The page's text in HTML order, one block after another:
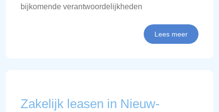
bijkomende verantwoordelijkheden
Lees meer
Zakelijk leasen in Nieuw-